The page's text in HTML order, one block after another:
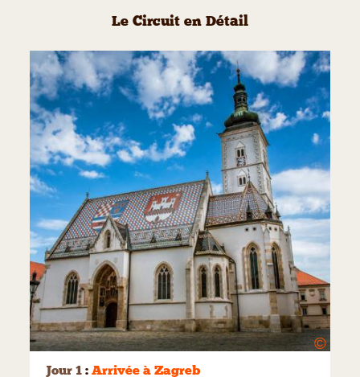
Le Circuit en Détail
©
Jour 1 : Arrivée à Zagreb